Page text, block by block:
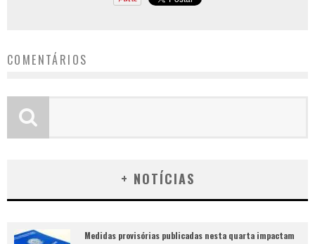
COMENTÁRIOS
+ NOTÍCIAS
Medidas provisórias publicadas nesta quarta impactam